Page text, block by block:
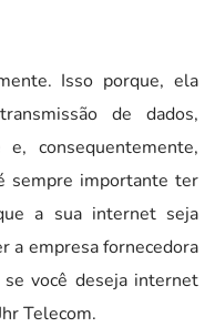
Isso porque, ela
de dados,
consequentemente,
sempre importante ter
a sua internet seja
a empresa fornecedora
você deseja internet
Telecom.